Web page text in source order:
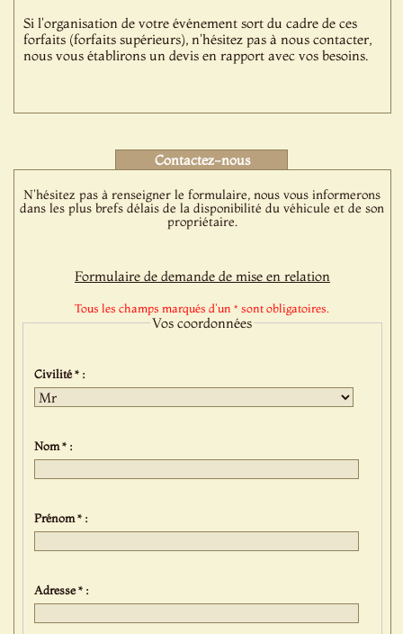
Si l'organisation de votre événement sort du cadre de ces
forfaits (forfaits supérieurs), n'hésitez pas à nous contacter,
nous vous établirons un devis en rapport avec vos besoins.
Contactez-nous
N'hésitez pas à renseigner le formulaire, nous vous informerons
dans les plus brefs délais de la disponibilité du véhicule et de son
propriétaire.
Formulaire de demande de mise en relation
Tous les champs marqués d'un * sont obligatoires.
Vos coordonnées
Civilité * :
Nom * :
Prénom * :
Adresse * :